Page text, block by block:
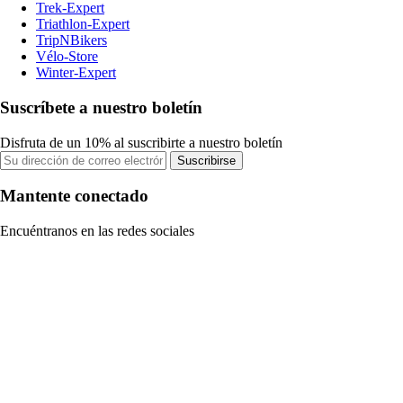
Trek-Expert
Triathlon-Expert
TripNBikers
Vélo-Store
Winter-Expert
Suscríbete a nuestro boletín
Disfruta de un 10% al suscribirte a nuestro boletín
Suscribirse
Mantente conectado
Encuéntranos en las redes sociales